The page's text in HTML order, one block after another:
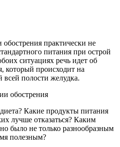
обострения практически не
питания при острой
ситуациях речь идет об
который происходит на
всей полости желудка.
Какие продукты питания
лучше отказаться? Каким
было не только разнообразным
полезным?